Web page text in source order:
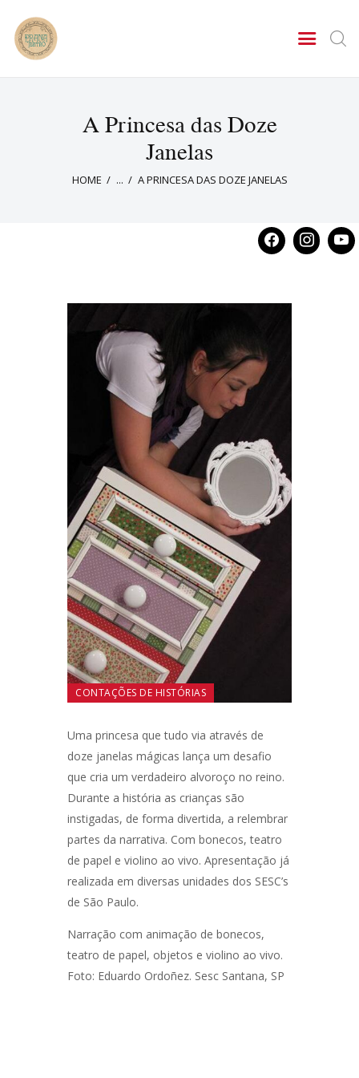
A Princesa das Doze
Janelas
HOME ... A PRINCESA DAS DOZE JANELAS
Agenda
Fale conosco
CONTAÇÕES DE HISTÓRIAS
Uma princesa que tudo via através de
doze janelas mágicas lança um desafio
que cria um verdadeiro alvoroço no reino.
Durante a história as crianças são
instigadas, de forma divertida, a relembrar
partes da narrativa. Com bonecos, teatro
de papel e violino ao vivo. Apresentação já
realizada em diversas unidades dos SESC’s
de São Paulo.
Narração com animação de bonecos,
teatro de papel, objetos e violino ao vivo.
Foto: Eduardo Ordoñez. Sesc Santana, SP